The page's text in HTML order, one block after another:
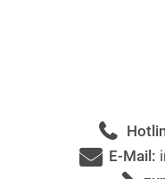
E-Mail: